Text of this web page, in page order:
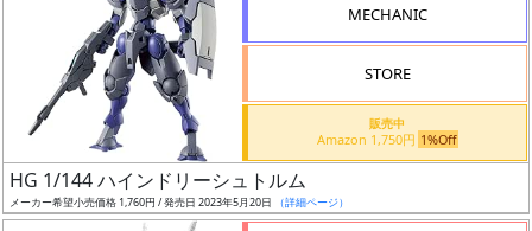
ー
タ
ー
MECHANIC
STORE
販売中
Amazon 1,750円 1%Off
HG 1/144 ハインドリーシュトルム
メーカー希望小売価格 1,760円 / 発売日 2023年5月20日 （詳細ページ）